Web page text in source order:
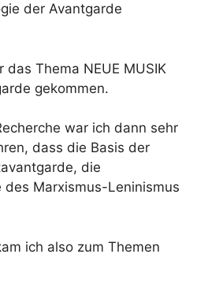
der Avantgarde
das Thema NEUE MUSIK
gekommen.
war ich dann sehr
dass die Basis der
die
des Marxismus-Leninismus
ich also zum Themen